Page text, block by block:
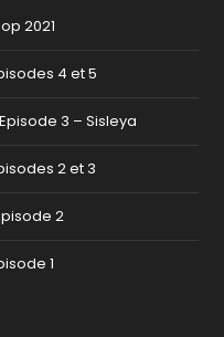
2021
4 et 5
3 – Sisleya
2 et 3
2
1